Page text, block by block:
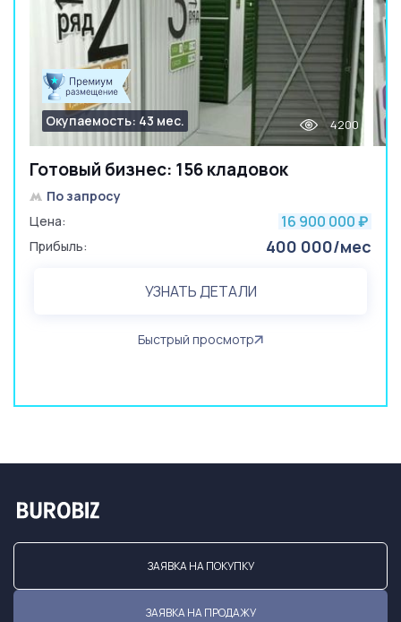
Готовый бизнес: 156 кладовок
Окупаемость: 43 мес. 4200
По запросу
Цена:
16 900 000 ₽
Прибыль: 400 000/мес
УЗНАТЬ ДЕТАЛИ
Быстрый просмотр
ЗАЯВКА НА ПОКУПКУ
ЗАЯВКА НА ПРОДАЖУ